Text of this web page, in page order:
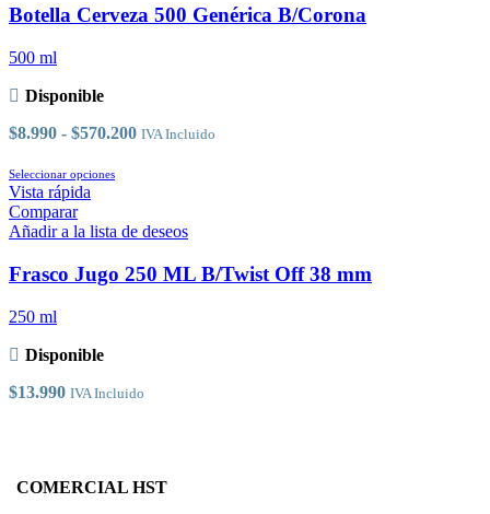
Las
la
de
Botella Cerveza 500 Genérica B/Corona
500 ml
Disponible
$8.990 - $570.200Rango
hasta
IVA Incluido
Seleccionar opcionesEste
múltiples
Las
opciones
la
Vista rápida
Comparar
Añadir a la lista de deseos
Frasco Jugo 250 ML B/Twist Off 38 mm
250 ml
Disponible
$13.990 IVA Incluido
COMERCIAL HST